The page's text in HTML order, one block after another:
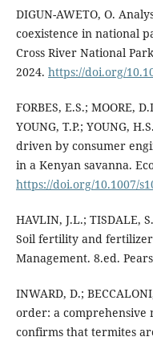
DIGUN-AWETO, O.
coexistence in national
Cross River National
2024. https://doi.org/
FORBES, E.S.; MOORE,
YOUNG, T.P.; YOUNG,
driven by consumer
in a Kenyan savanna.
https://doi.org/10.1007/
HAVLIN, J.L.; TISDALE,
Soil fertility and
Management. 8.ed.
INWARD, D.;
order: a comprehensive
confirms that termites